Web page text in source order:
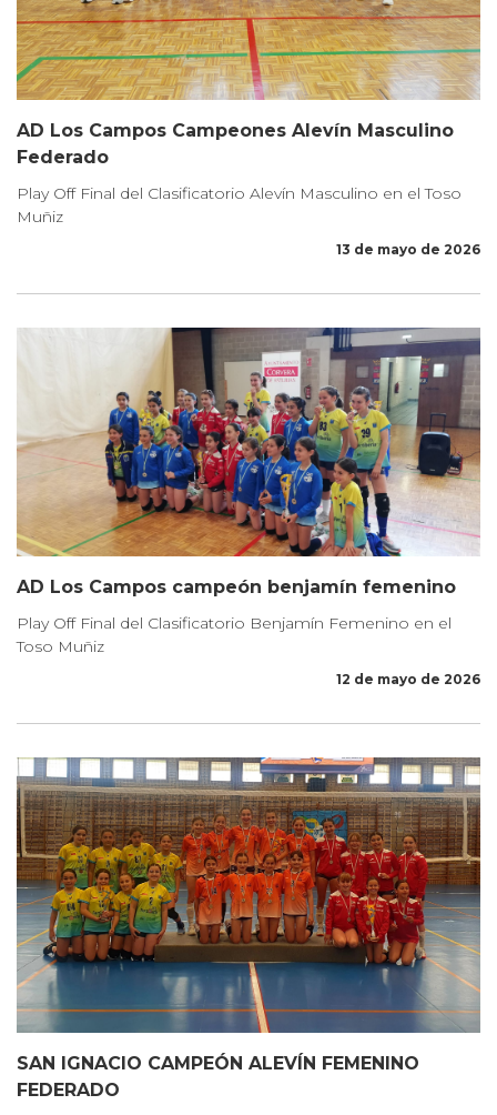
AD Los Campos Campeones Alevín Masculino
Federado
Play Off Final del Clasificatorio Alevín Masculino en el Toso
Muñiz
13 de mayo de 2026
AD Los Campos campeón benjamín femenino
Play Off Final del Clasificatorio Benjamín Femenino en el
Toso Muñiz
12 de mayo de 2026
SAN IGNACIO CAMPEÓN ALEVÍN FEMENINO
FEDERADO